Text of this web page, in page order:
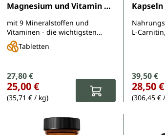
Magnesium und Vitamin D3
Unimedica
mit 9 Mineralstoffen und
Vitaminen - die wichtigsten
Mineralstoffe in einer kleinen
Tablette vereint
Tabletten
Verkaufspreis:
Regulärer Preis:
27,80 €
25,00 €
(35,71 € / kg)
L-
Regulärer
39,50 €
28,50 €
(306,45 €